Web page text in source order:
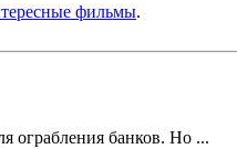
фильмы.
ограбления банков. Но ...